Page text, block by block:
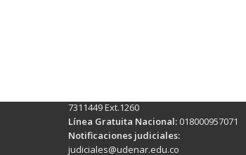
7311449 Ext.1260
Línea Gratuita Nacional: 018000957071
Notificaciones judiciales:
judiciales@udenar.edu.co